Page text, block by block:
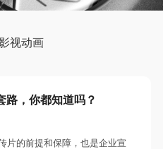
视动画
路，你都知道吗？
片的前提和保障，也是企业宣